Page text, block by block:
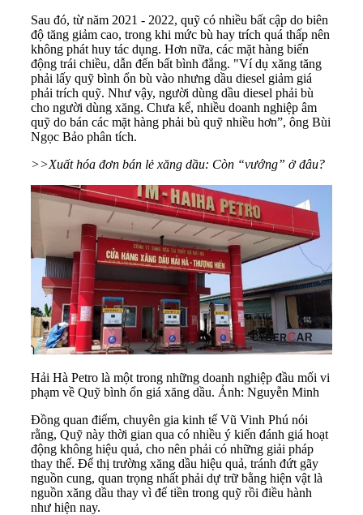
Sau đó, từ năm 2021 - 2022, quỹ có nhiều bất cập do biên
độ tăng giảm cao, trong khi mức bù hay trích quá thấp nên
không phát huy tác dụng. Hơn nữa, các mặt hàng biến
động trái chiều, dẫn đến bất bình đẳng. "Ví dụ xăng tăng
phải lấy quỹ bình ổn bù vào nhưng dầu diesel giảm giá
phải trích quỹ. Như vậy, người dùng dầu diesel phải bù
cho người dùng xăng. Chưa kể, nhiều doanh nghiệp âm
quỹ do bán các mặt hàng phải bù quỹ nhiều hơn”, ông Bùi
Ngọc Bảo phân tích.
>>Xuất hóa đơn bán lẻ xăng dầu: Còn “vướng” ở đâu?
Hải Hà Petro là một trong những doanh nghiệp đầu mối vi
phạm về Quỹ bình ổn giá xăng dầu. Ảnh: Nguyễn Minh
Đồng quan điểm, chuyên gia kinh tế Vũ Vinh Phú nói
rằng, Quỹ này thời gian qua có nhiều ý kiến đánh giá hoạt
động không hiệu quả, cho nên phải có những giải pháp
thay thế. Để thị trường xăng dầu hiệu quả, tránh đứt gãy
nguồn cung, quan trọng nhất phải dự trữ bằng hiện vật là
nguồn xăng dầu thay vì để tiền trong quỹ rồi điều hành
như hiện nay.